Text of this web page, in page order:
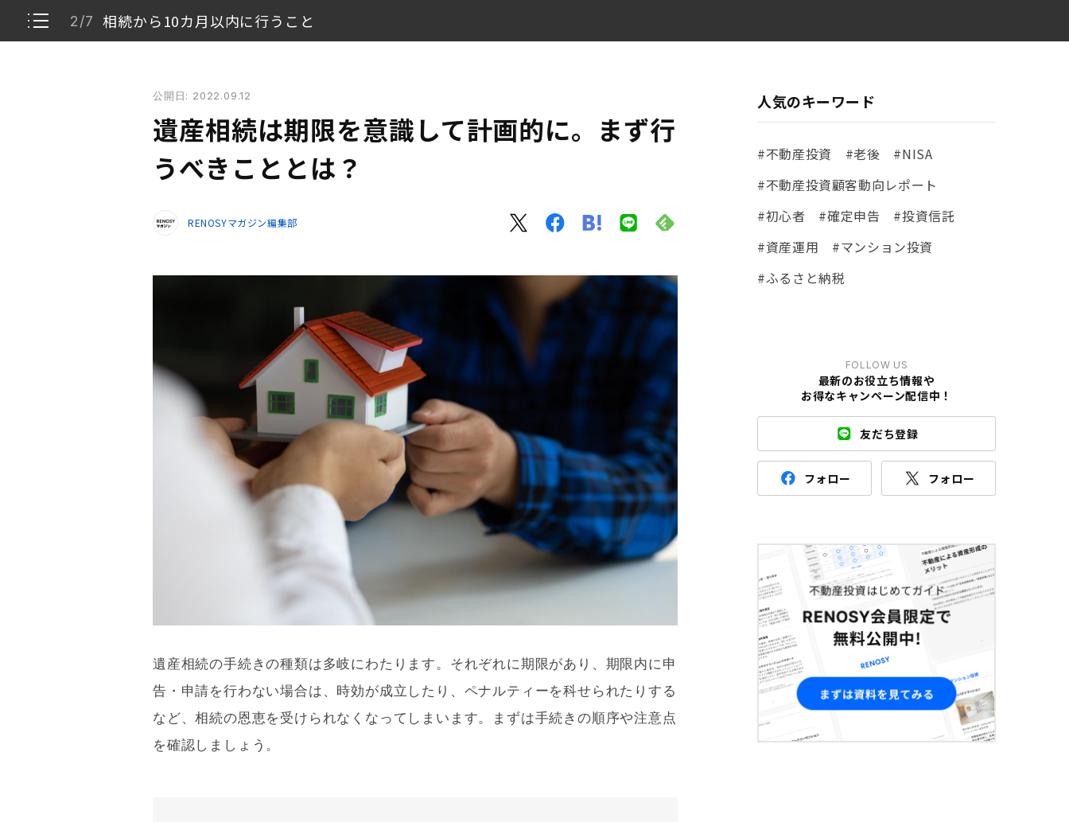
2/7 相続から10カ月以内に行うこと
相続開始から3カ月以内に行うこと
相続から10カ月以内に行うこと
故人の年金に関する期限
死亡保険金・死亡退職金に関する期限
期限から逆算してスケジュールを立てよう
公開日: 2022.09.12
遺産相続は期限を意識して計画的に。まず行
うべきこととは？
RENOSYマガジン編集部
遺産相続の手続きの種類は多岐にわたります。それぞれに期限があり、期限内に申
告・申請を行わない場合は、時効が成立したり、ペナルティーを科せられたりする
など、相続の恩恵を受けられなくなってしまいます。まずは手続きの順序や注意点
を確認しましょう。
人気のキーワード
#不動産投資 #老後
#NISA
#不動産投資顧客動向レポート
#初心者
#確定申告
#投資信託
#資産運用
#マンション投資
#ふるさと納税
FOLLOW US
最新のお役立ち情報や
お得なキャンペーン配信中！
友だち登録
フォロー フォロー